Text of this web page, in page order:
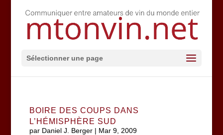
Sélectionner une page
BOIRE DES COUPS DANS
L’HÉMISPHÈRE SUD
par Daniel J. Berger| Mar 9, 2009